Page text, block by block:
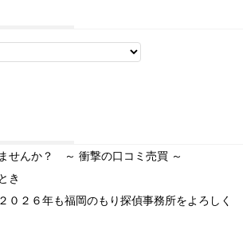
せんか？ ～ 衝撃の口コミ売買 ～
き
２６年も福岡のもり探偵事務所をよろしく